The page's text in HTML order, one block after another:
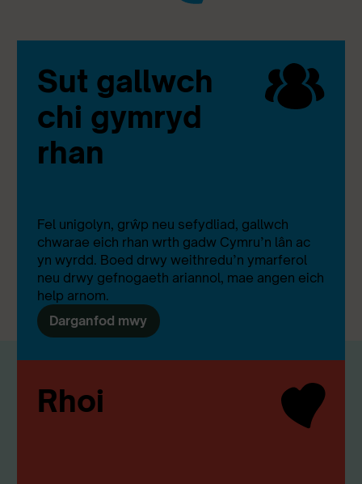
Sut gallwch
chi gymryd
rhan
Fel unigolyn, grŵp neu sefydliad, gallwch
chwarae eich rhan wrth gadw Cymru’n lân ac
yn wyrdd. Boed drwy weithredu’n ymarferol
neu drwy gefnogaeth ariannol, mae angen eich
help arnom.
Darganfod mwy
Rhoi